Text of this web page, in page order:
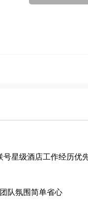
星级酒店工作经历优先
队氛围简单省心